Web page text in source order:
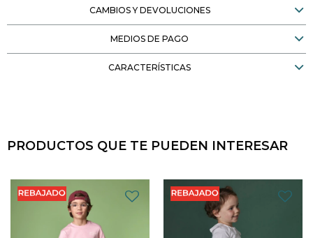
CAMBIOS Y DEVOLUCIONES
MEDIOS DE PAGO
CARACTERÍSTICAS
PRODUCTOS QUE TE PUEDEN INTERESAR